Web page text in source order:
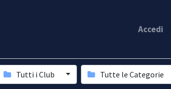
Accedi
Tutti i Club Tutte le Categorie